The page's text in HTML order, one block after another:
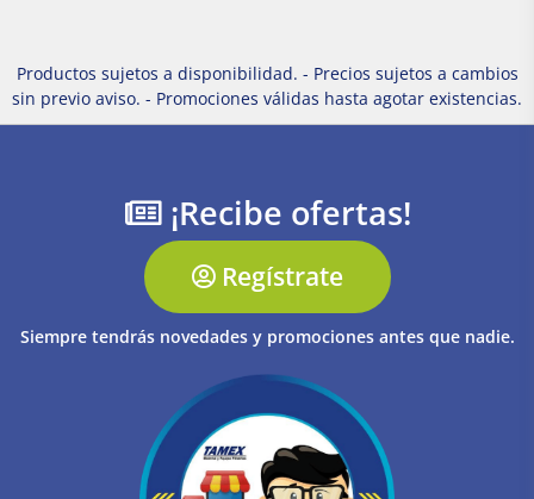
Productos sujetos a disponibilidad. - Precios sujetos a cambios
sin previo aviso. - Promociones válidas hasta agotar existencias.
¡Recibe ofertas!
Regístrate
Siempre tendrás novedades y promociones antes que nadie.